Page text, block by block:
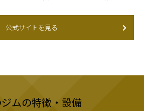
公式サイトを見る
ムの特徴・設備